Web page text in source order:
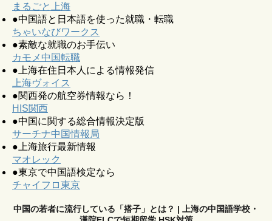
まるごと上海
●中国語と日本語を使った就職・転職
ちゃいなびワークス
●素敵な就職のお手伝い
カモメ中国転職
●上海在住日本人による情報発信
上海ヴォイス
●関西発の航空券情報なら！
HIS関西
●中国に関する総合情報決定版
サーチナ中国情報局
●上海旅行最新情報
マオレック
●東京で中国語検定なら
チャイフロ東京
中国の若者に流行している「搭子」とは？ | 上海の中国語学校・